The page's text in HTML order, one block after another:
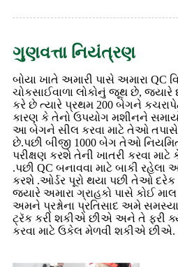
ગુણવત્તા નિયંત્રણ
બોયા ખાતે અમારી પાસે અમારા QC
ચોકસાઈવાળા લોકોનું જૂથ છે, જ્યારે
કરે છે ત્યારે પ્રથમ 200 બેગને
કારણ કે તેનો ઉપયોગ મશીનને
આ બેગને સીલ કરવા માટે તેઓ તપાસે
છે.પછી બીજી 1000 બેગ તેઓ
પરીક્ષણ કરશે તેની ખાતરી કરવા માટે
.પછી QC બનાવવા માટે બાકી
કરશે .ઓર્ડર પૂરો થયા પછી તેઓ
જ્યારે અમારા ગ્રાહકો પાસે કોઈ
અમને પ્રશ્નોના પ્રતિસાદ અમે
ટ્રૅક કરી શકીએ છીએ અને તે ફરી
કરવા માટે ઉકેલ મેળવી શકીએ છીએ.